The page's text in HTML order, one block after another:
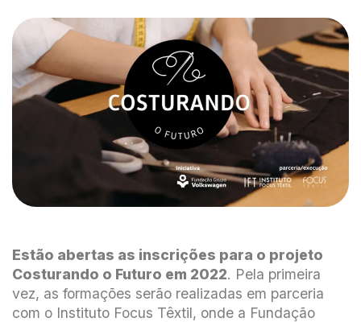
Estão abertas as inscrições para o projeto
Costurando o Futuro em 2022. Pela primeira
vez, as formações serão realizadas em parceria
com o Instituto Focus Têxtil, onde a Fundação